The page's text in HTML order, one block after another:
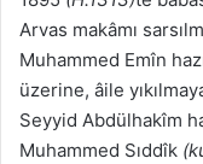
Arvas makâmı
Muhammed Emîn
üzerine, âile
Seyyid Abdülhakîm
Muhammed Sıddîk